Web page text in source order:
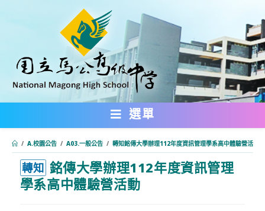
內
選單
/ A.校園公告 / A03.一般公告 / 轉知銘傳大學辦理112年度資訊管理學系高中體驗營活動
轉知 銘傳大學辦理112年度資訊管理
學系高中體驗營活動